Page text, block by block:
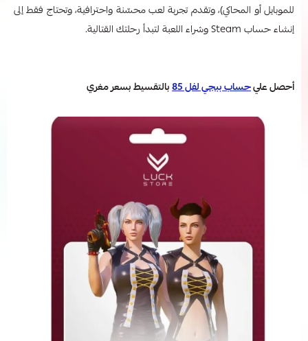
للموبايل أو المحاكي)، وتقدم تجربة لعب محسّنة واحترافية، وتحتاج فقط إلى
إنشاء حساب Steam وشراء اللعبة لتبدأ رحلتك القتالية.
أحصل عليحساب ببجي لفل 85 بالتقسيط بسعر مغري